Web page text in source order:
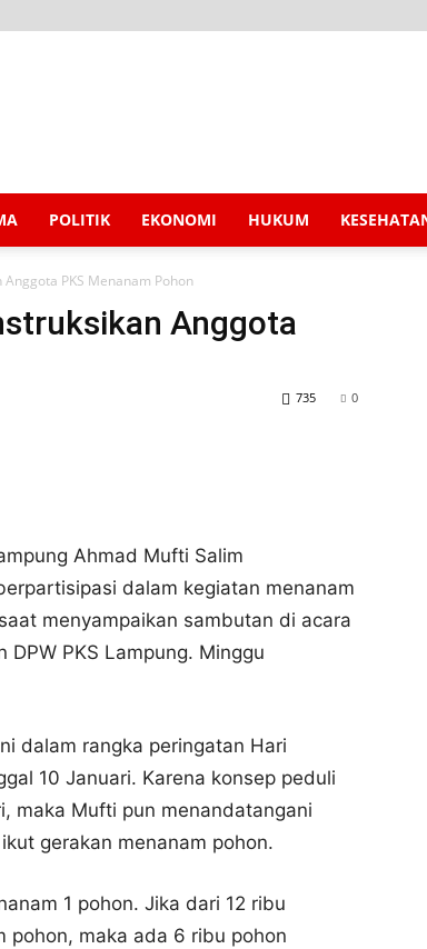
POLITIK EKONOMI HUKUM
Anggota PKS Menanam Pohon
Anggota
0
735
Ahmad Mufti Salim
dalam kegiatan menanam
menyampaikan sambutan di acara
PKS Lampung. Minggu
dalam rangka peringatan Hari
10 Januari. Karena konsep peduli
maka Mufti pun menandatangani
gerakan menanam pohon.
1 pohon. Jika dari 12 ribu
pohon, maka ada 6 ribu pohon